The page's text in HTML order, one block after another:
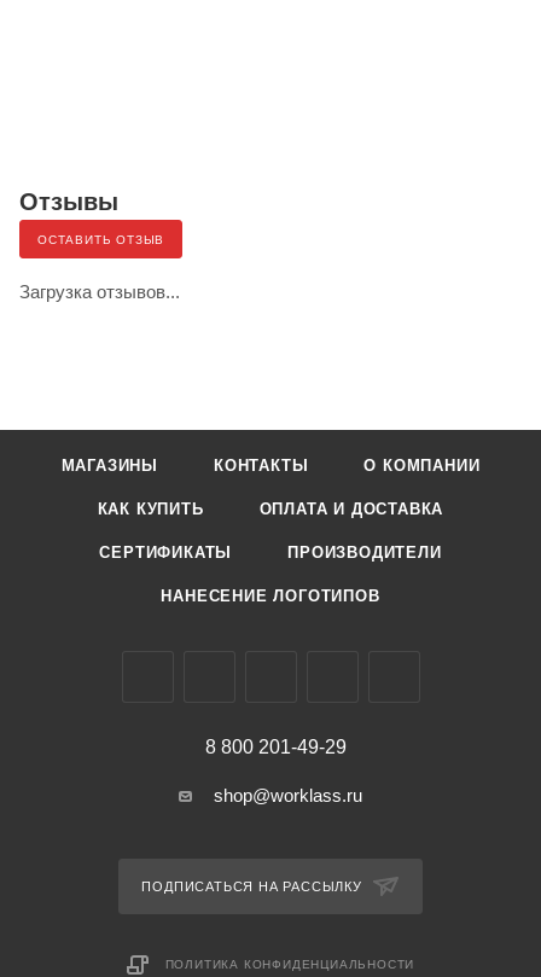
Отзывы
ОСТАВИТЬ ОТЗЫВ
Загрузка отзывов...
МАГАЗИНЫ КОНТАКТЫ О КОМПАНИИ
КАК КУПИТЬ ОПЛАТА И ДОСТАВКА
СЕРТИФИКАТЫ ПРОИЗВОДИТЕЛИ
НАНЕСЕНИЕ ЛОГОТИПОВ
8 800 201-49-29
shop@worklass.ru
ПОДПИСАТЬСЯ НА РАССЫЛКУ
ПОЛИТИКА КОНФИДЕНЦИАЛЬНОСТИ